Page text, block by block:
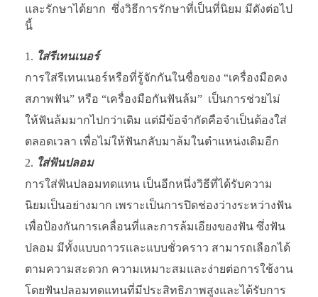
และรักษาได้ยาก ซึ่งวิธีการรักษาที่เป็นที่นิยม มีดังต่อไป
นี้
ใส่รีเทนเนอร์
การใส่รีเทนเนอร์หรือที่รู้จักกันในชื่อของ “เครื่องมือคง
สภาพฟัน” หรือ “เครื่องมือกันฟันล้ม” เป็นการช่วยไม่
ให้ฟันล้มมากไปกว่าเดิม แต่มีข้อจำกัดคือจำเป็นต้องใส่
ตลอดเวลา เพื่อไม่ให้ฟันกลับมาล้มในตำแหน่งเดิมอีก
ใส่ฟันปลอม
การใส่ฟันปลอมทดแทน เป็นอีกหนึ่งวิธีที่ได้รับความ
นิยมเป็นอย่างมาก เพราะเป็นการปิดช่องว่างระหว่างฟัน
เพื่อป้องกันการเคลื่อนที่และการล้มเอียงของฟัน ซึ่งฟัน
ปลอม มีทั้งแบบถาวรและแบบชั่วคราว สามารถเลือกได้
ตามความสะดวก ความเหมาะสมและง่ายต่อการใช้งาน
โดยฟันปลอมทดแทนที่มีประสิทธิภาพสูงและได้รับการ